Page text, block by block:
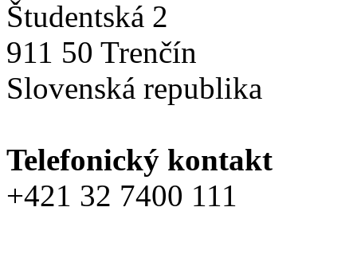
Študentská 2
911 50 Trenčín
Slovenská republika
Telefonický kontakt
+421 32 7400 111